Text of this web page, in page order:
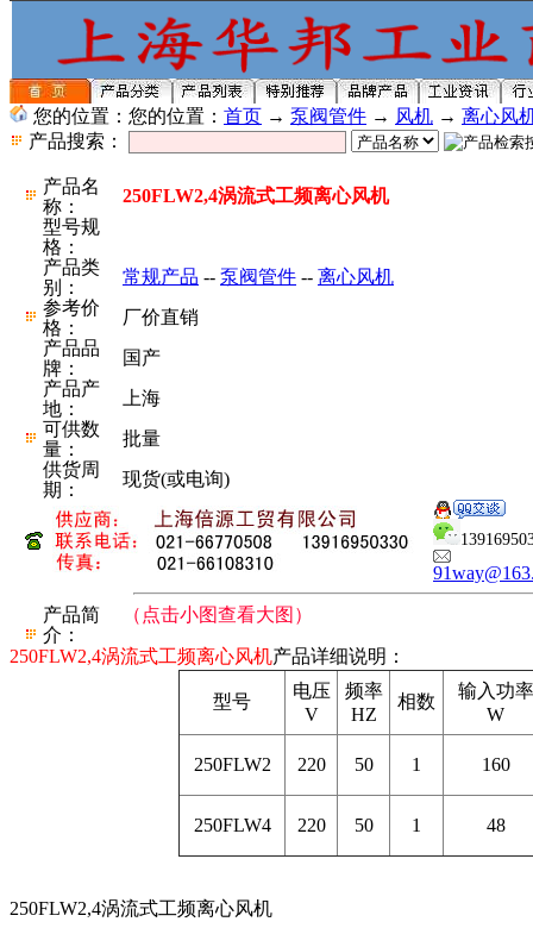
您的位置：您的位置： 首页 → 泵阀管件 → 风机 → 离心风
产品搜索：
产品名
称：
250FLW2,4涡流式工频离心风机
型号规
格：
产品类
别：
常规产品 -- 泵阀管件 -- 离心风机
参考价
格：
厂价直销
产品品
牌：
国产
产品产
地：
上海
可供数
量：
批量
供货周
期：
现货(或电询)
产品简
介：
（点击小图查看大图）
250FLW2,4涡流式工频离心风机产品详细说明：
型号
电压
V
频率
HZ
相数
输入功率
W
250FLW2 220 50 1 160
250FLW4 220 50 1 48
250FLW2,4涡流式工频离心风机